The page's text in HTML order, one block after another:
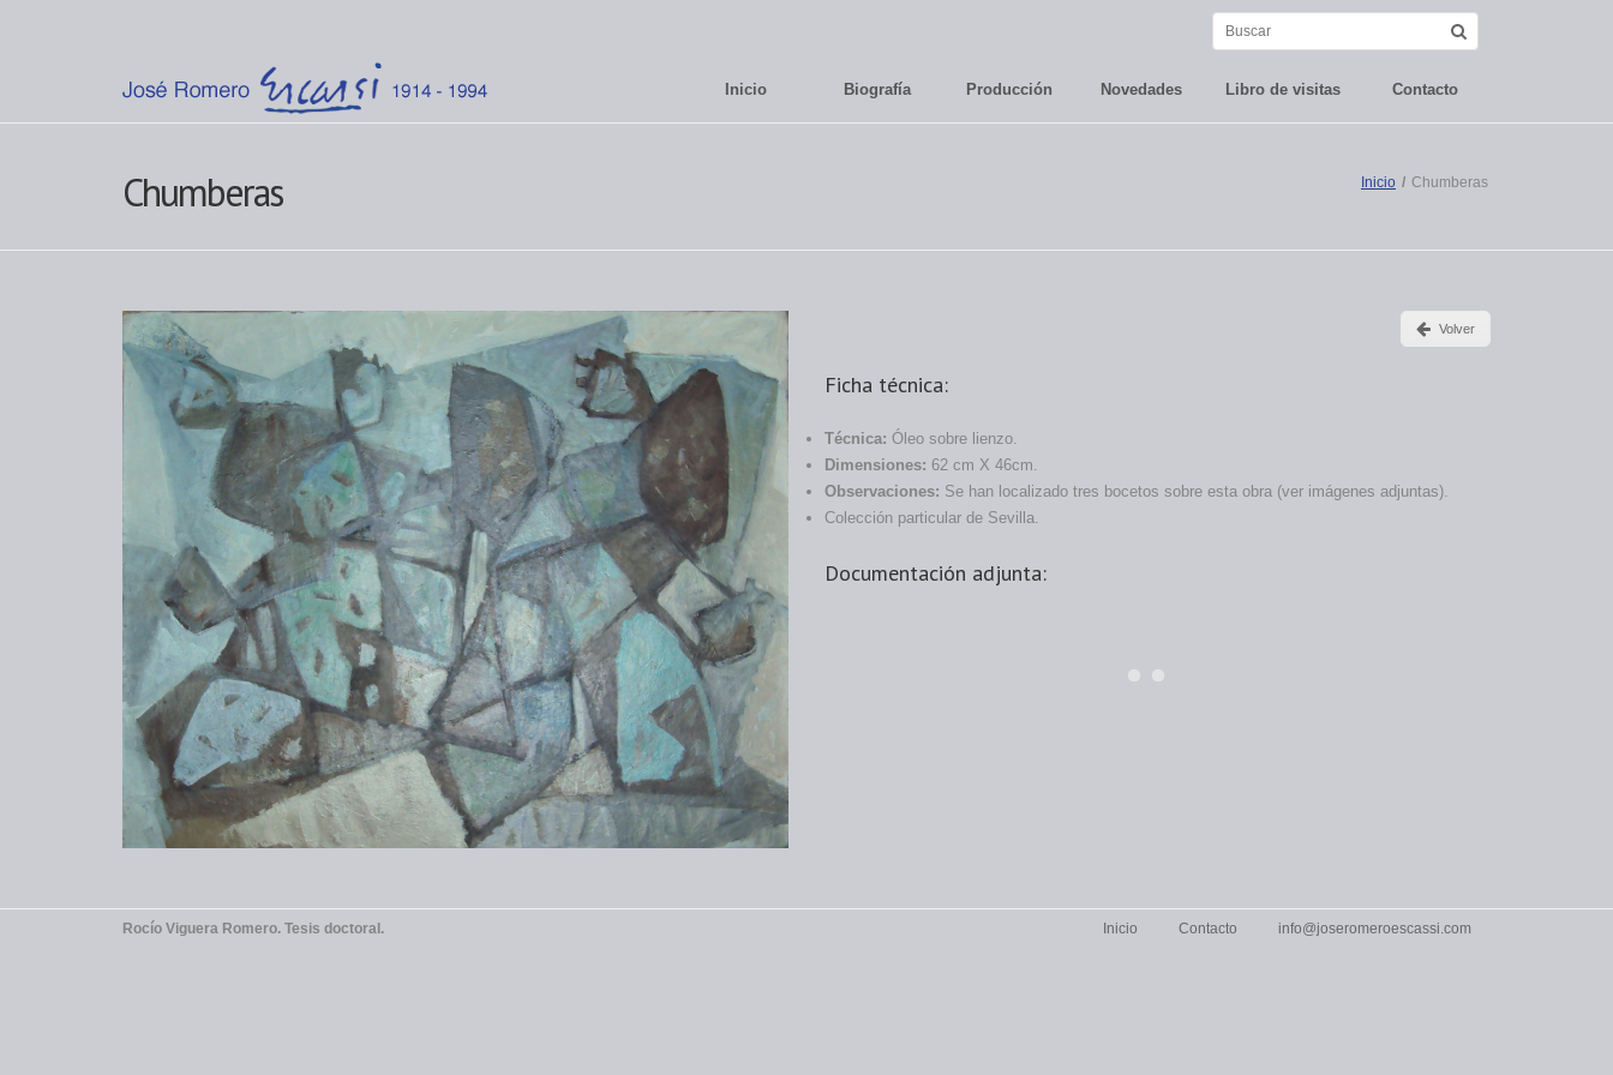
Inicio Biografía Producción Novedades Libro de visitas Contacto
Chumberas Inicio / Chumberas
Volver
Ficha técnica:
Técnica: Óleo sobre lienzo.
Dimensiones: 62 cm X 46cm.
Observaciones: Se han localizado tres bocetos sobre esta obra (ver imágenes adjuntas).
Colección particular de Sevilla.
Documentación adjunta:
Rocío Viguera Romero. Tesis doctoral. Inicio Contacto info@joseromeroescassi.com